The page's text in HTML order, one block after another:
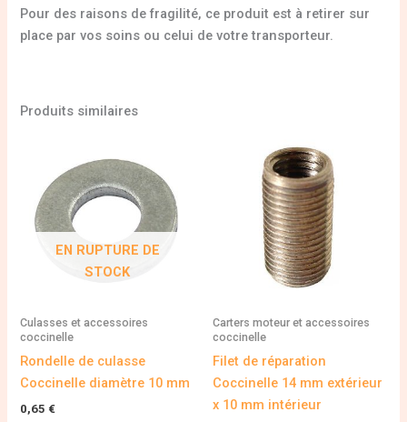
Pour des raisons de fragilité, ce produit est à retirer sur
place par vos soins ou celui de votre transporteur.
Produits similaires
EN RUPTURE DE
STOCK
Culasses et accessoires
coccinelle
Rondelle de culasse
Coccinelle diamètre 10 mm
0,65 €
Carters moteur et accessoires
coccinelle
Filet de réparation
Coccinelle 14 mm extérieur
x 10 mm intérieur